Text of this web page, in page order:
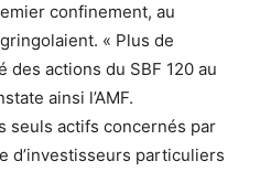
confinement, au
« Plus de
des actions du SBF 120 au
ainsi l’AMF.
seuls actifs concernés par
d’investisseurs particuliers